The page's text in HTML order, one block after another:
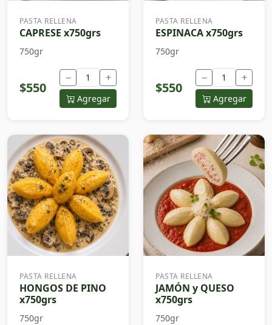
PASTA RELLENA
CAPRESE x750grs
750gr
$550
− +
Agregar
PASTA RELLENA
ESPINACA x750grs
750gr
$550
− +
Agregar
PASTA RELLENA
HONGOS DE PINO
x750grs
750gr
PASTA RELLENA
JAMÓN y QUESO
x750grs
750gr